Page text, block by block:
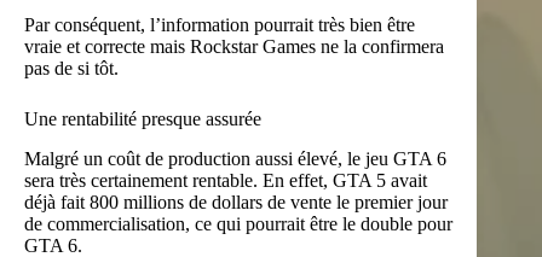
Par conséquent, l’information pourrait très bien être
vraie et correcte mais Rockstar Games ne la confirmera
pas de si tôt.
Une rentabilité presque assurée
Malgré un coût de production aussi élevé, le jeu GTA 6
sera très certainement rentable. En effet, GTA 5 avait
déjà fait 800 millions de dollars de vente le premier jour
de commercialisation, ce qui pourrait être le double pour
GTA 6.